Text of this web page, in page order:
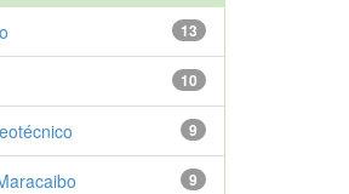
13
10
9
9